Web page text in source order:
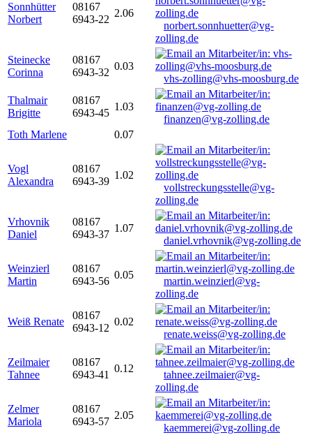
Sonnhütter
Norbert
08167
6943-22
2.06
norbert.sonnhuetter@vg-
zolling.de
Steinecke
Corinna
08167
6943-32
0.03
vhs-zolling@vhs-moosburg.de
Thalmair
Brigitte
08167
6943-45
1.03
finanzen@vg-zolling.de
Toth Marlene
0.07
Vogl
Alexandra
08167
6943-39
1.02
vollstreckungsstelle@vg-
zolling.de
Vrhovnik
Daniel
08167
6943-37
1.07
daniel.vrhovnik@vg-zolling.de
Weinzierl
Martin
08167
6943-56
0.05
martin.weinzierl@vg-
zolling.de
Weiß Renate
08167
6943-12
0.02
renate.weiss@vg-zolling.de
Zeilmaier
Tahnee
08167
6943-41
0.12
tahnee.zeilmaier@vg-
zolling.de
Zelmer
Mariola
08167
6943-57
2.05
kaemmerei@vg-zolling.de